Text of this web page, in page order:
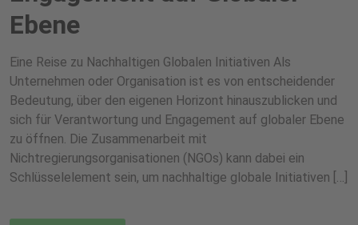
Ebene
Eine Reise zu Nachhaltigen Globalen Initiativen Als
Unternehmen oder Organisation ist es von entscheidender
Bedeutung, über den eigenen Horizont hinauszublicken und
sich für Verantwortung und Engagement auf globaler Ebene
zu öffnen. Die Zusammenarbeit mit
Nichtregierungsorganisationen (NGOs) kann dabei ein
Schlüsselelement sein, um nachhaltige globale Initiativen […]